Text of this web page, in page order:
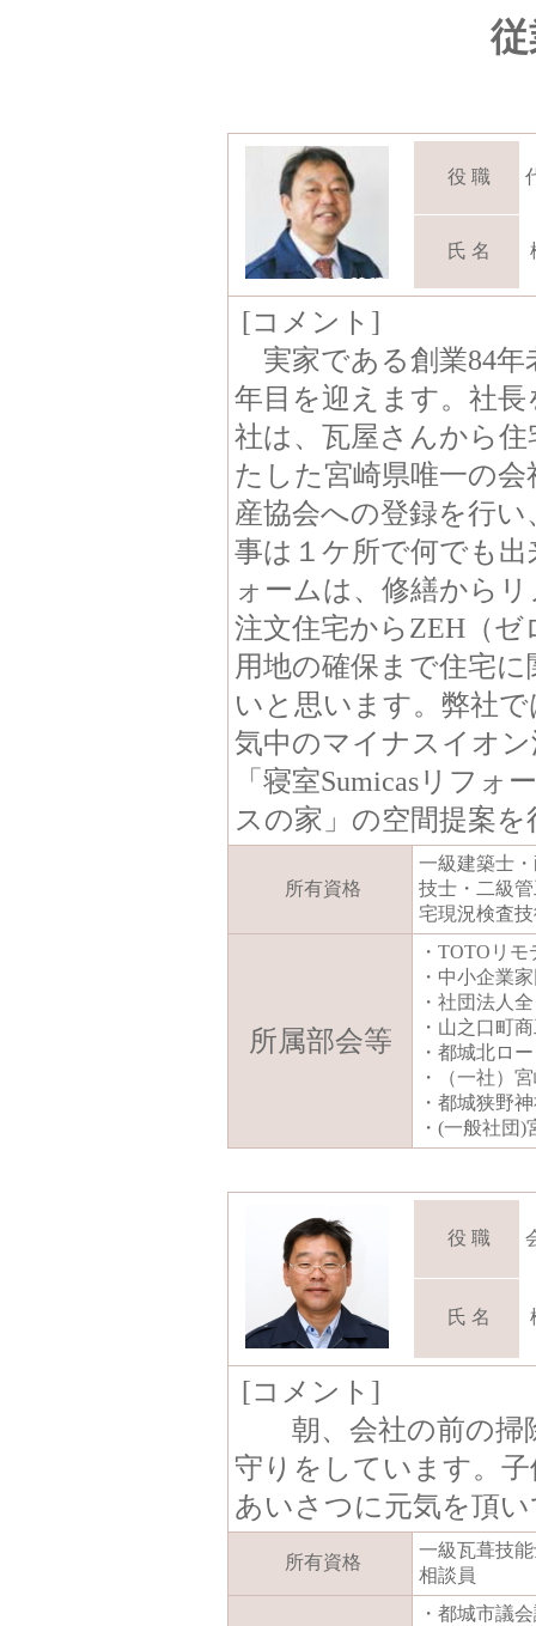
役 職
氏 名
[コメント]
実家である創業84年
年目を迎えます。社
社は、瓦屋さんから
たした宮崎県唯一の
産協会への登録を行
事は１ケ所で何でも
ォームは、修繕から
注文住宅からZEH（
用地の確保まで住宅
いと思います。弊社
気中のマイナスイオ
「寝室Sumicasリフ
スの家」の空間提案
所有資格
一級建築士
技士・二級
宅現況検査
所属部会等
・TOTOリ
・中小企業
・社団法人
・山之口町
・都城北ロ
・（一社）
・都城狭野
・(一般社団
役 職
氏 名
[コメント]
朝、会社の前の掃
守りをしています。
あいさつに元気を頂
所有資格
一級瓦葺技
相談員
・都城市議